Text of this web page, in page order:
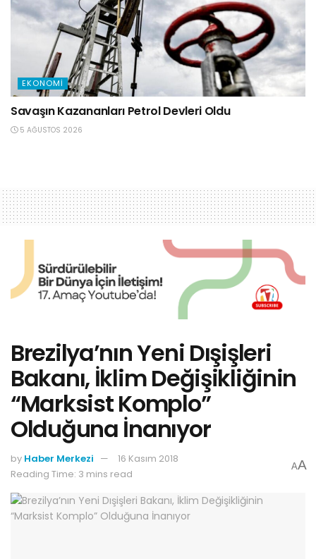
EKONOMI
Savaşın Kazananları Petrol Devleri Oldu
5 AĞUSTOS 2026
Brezilya’nın Yeni Dışişleri
Bakanı, İklim Değişikliğinin
“Marksist Komplo”
Olduğuna İnanıyor
by Haber Merkezi
16 Kasım 2018
Reading Time: 3 mins read
AA